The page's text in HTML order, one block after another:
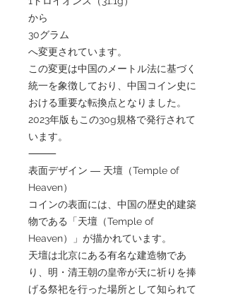
から
30グラム
へ変更されています。
この変更は中国のメートル法に基づく
統一を象徴しており、中国コイン史に
おける重要な転換点となりました。
2023年版もこの30g規格で発行されて
います。
⸻
表面デザイン ― 天壇（Temple of
Heaven）
コインの表面には、中国の歴史的建築
物である「天壇（Temple of
Heaven）」が描かれています。
天壇は北京にある有名な建造物であ
り、明・清王朝の皇帝が天に祈りを捧
げる祭祀を行った場所として知られて